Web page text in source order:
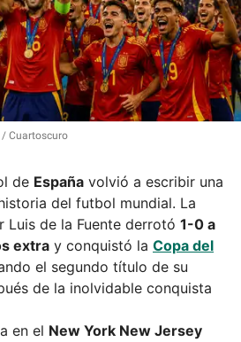
Cuartoscuro
de España volvió a escribir una
del futbol mundial. La
Luis de la Fuente derrotó 1-0 a
extra y conquistó la Copa del
el segundo título de su
de la inolvidable conquista
en el New York New Jersey